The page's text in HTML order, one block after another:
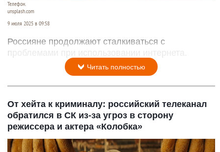
Телефон.
unsplash.com
9 июля 2025 в 09:58
Россияне продолжают сталкиваться с
проблемами при использовании интернета.
Читать полностью
От хейта к криминалу: российский телеканал
обратился в СК из-за угроз в сторону
режиссера и актера «Колобка»